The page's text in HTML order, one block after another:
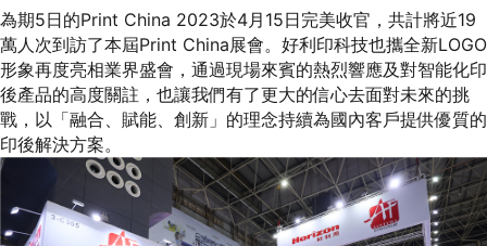
行業資訊
代理商信息
简体 繁體 EN
為期5日的Print China 2023於4月15日完美收官，共計將近19
萬人次到訪了本屆Print China展會。好利印科技也攜全新LOGO
形象再度亮相業界盛會，通過現場來賓的熱烈響應及對智能化印
後產品的高度關註，也讓我們有了更大的信心去面對未來的挑
戰，以「融合、賦能、創新」的理念持續為國內客戶提供優質的
印後解決方案。